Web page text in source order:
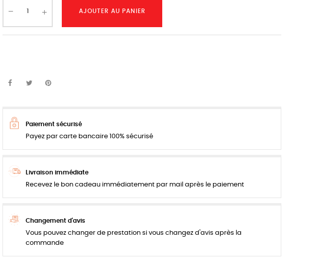
AJOUTER AU PANIER
Paiement sécurisé
Payez par carte bancaire 100% sécurisé
Livraison immédiate
Recevez le bon cadeau immédiatement par mail après le paiement
Changement d'avis
Vous pouvez changer de prestation si vous changez d'avis après la
commande